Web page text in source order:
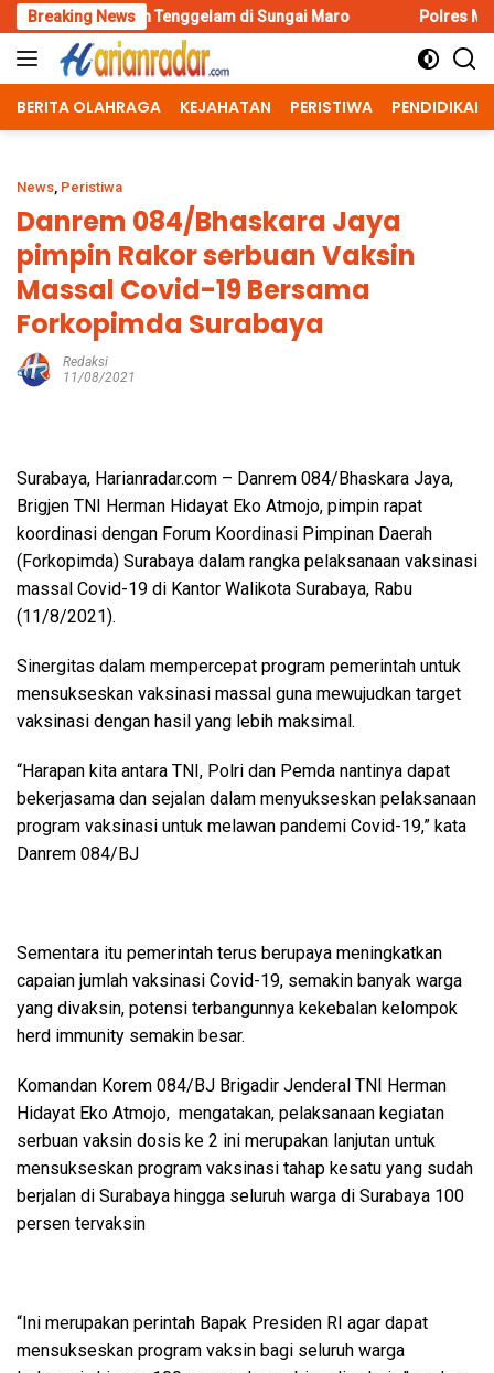
Skip
to
content
Breaking Newsdi Sungai Maro Polres Malang Amankan
BERITA OLAHRAGA KEJAHATAN PERISTIWA PENDIDIKAN
News, Peristiwa
Danrem 084/Bhaskara Jaya
pimpin Rakor serbuan Vaksin
Massal Covid-19 Bersama
Forkopimda Surabaya
Redaksi
11/08/2021
Surabaya, Harianradar.com – Danrem 084/Bhaskara Jaya,
Brigjen TNI Herman Hidayat Eko Atmojo, pimpin rapat
koordinasi dengan Forum Koordinasi Pimpinan Daerah
(Forkopimda) Surabaya dalam rangka pelaksanaan vaksinasi
massal Covid-19 di Kantor Walikota Surabaya, Rabu
(11/8/2021).
Sinergitas dalam mempercepat program pemerintah untuk
mensukseskan vaksinasi massal guna mewujudkan target
vaksinasi dengan hasil yang lebih maksimal.
“Harapan kita antara TNI, Polri dan Pemda nantinya dapat
bekerjasama dan sejalan dalam menyukseskan pelaksanaan
program vaksinasi untuk melawan pandemi Covid-19,” kata
Danrem 084/BJ
Sementara itu pemerintah terus berupaya meningkatkan
capaian jumlah vaksinasi Covid-19, semakin banyak warga
yang divaksin, potensi terbangunnya kekebalan kelompok
herd immunity semakin besar.
Komandan Korem 084/BJ Brigadir Jenderal TNI Herman
Hidayat Eko Atmojo, mengatakan, pelaksanaan kegiatan
serbuan vaksin dosis ke 2 ini merupakan lanjutan untuk
mensukseskan program vaksinasi tahap kesatu yang sudah
berjalan di Surabaya hingga seluruh warga di Surabaya 100
persen tervaksin
“Ini merupakan perintah Bapak Presiden RI agar dapat
mensukseskan program vaksin bagi seluruh warga